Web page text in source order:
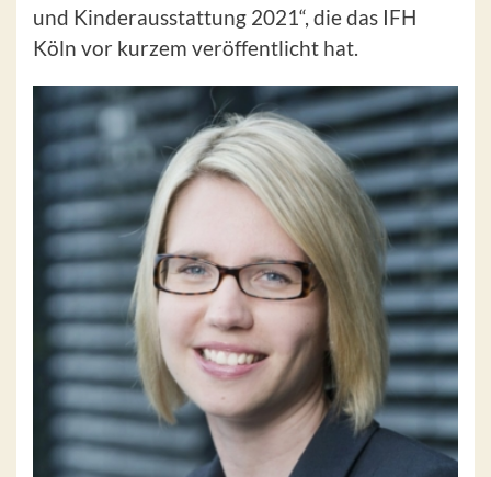
und Kinderausstattung 2021“, die das IFH
Köln vor kurzem veröffentlicht hat.